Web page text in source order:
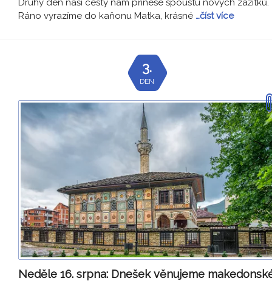
Druhý den naší cesty nám přinese spoustu nových zážitků.
Ráno vyrazíme do kaňonu Matka, krásné …číst více
3.
DEN
Neděle 16. srpna: Dnešek věnujeme